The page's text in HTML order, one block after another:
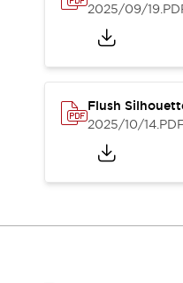
服務據點
產品變更/停產通知
2025/09/19
Flush
2025/10/14